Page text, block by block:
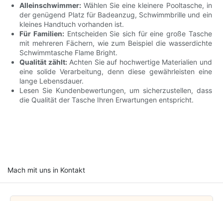
Alleinschwimmer: Wählen Sie eine kleinere Pooltasche, in
der genügend Platz für Badeanzug, Schwimmbrille und ein
kleines Handtuch vorhanden ist.
Für Familien:Entscheiden Sie sich für eine große Tasche
mit mehreren Fächern, wie zum Beispiel die wasserdichte
Schwimmtasche Flame Bright.
Qualität zählt:Achten Sie auf hochwertige Materialien und
eine solide Verarbeitung, denn diese gewährleisten eine
lange Lebensdauer.
Lesen Sie Kundenbewertungen, um sicherzustellen, dass
die Qualität der Tasche Ihren Erwartungen entspricht.
Mach mit uns in Kontakt